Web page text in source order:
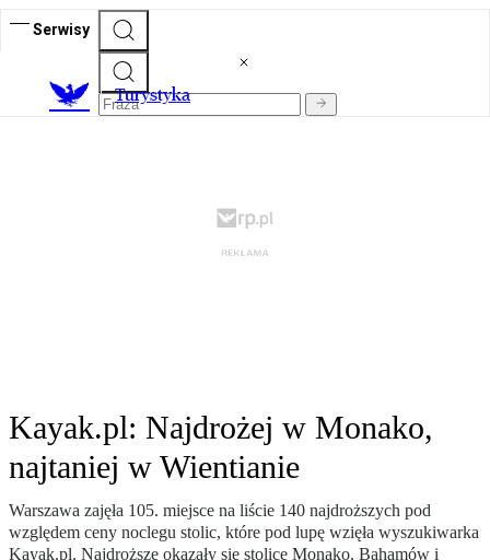
Serwisy
Turystyka
Kayak.pl: Najdrożej w Monako,
najtaniej w Wientianie
Warszawa zajęła 105. miejsce na liście 140 najdroższych pod
względem ceny noclegu stolic, które pod lupę wzięła wyszukiwarka
Kayak.pl. Najdroższe okazały się stolice Monako, Bahamów i